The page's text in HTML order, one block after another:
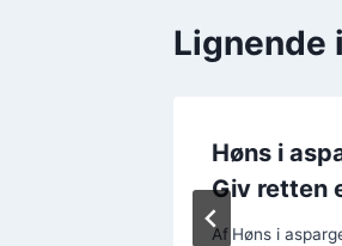
Høns i
Giv retten
Af Høns i